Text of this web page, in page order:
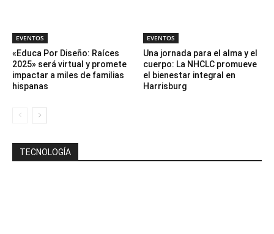
EVENTOS
«Educa Por Diseño: Raíces
2025» será virtual y promete
impactar a miles de familias
hispanas
EVENTOS
Una jornada para el alma y el
cuerpo: La NHCLC promueve
el bienestar integral en
Harrisburg
TECNOLOGÍA